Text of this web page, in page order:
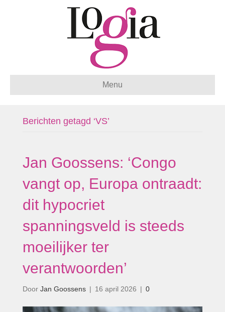
Menu
Berichten getagd ‘VS’
Jan Goossens: ‘Congo
vangt op, Europa ontraadt:
dit hypocriet
spanningsveld is steeds
moeilijker ter
verantwoorden’
Door Jan Goossens | 16 april 2026 | 0